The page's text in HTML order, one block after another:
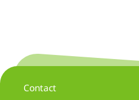
Contact